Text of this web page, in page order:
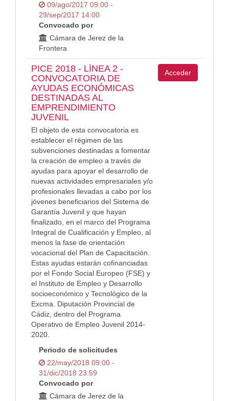
09/ago/2017 09:00 -
29/sep/2017 14:00
Convocado por
Cámara de Jerez de la
Frontera
PICE 2018 - LÍNEA 2 -
CONVOCATORIA DE
AYUDAS ECONÓMICAS
DESTINADAS AL
EMPRENDIMIENTO
JUVENIL
El objeto de esta convocatoria es
establecer el régimen de las
subvenciones destinadas a fomentar
la creación de empleo a través de
ayudas para apoyar el desarrollo de
nuevas actividades empresariales y/o
profesionales llevadas a cabo por los
jóvenes beneficiarios del Sistema de
Garantía Juvenil y que hayan
finalizado, en el marco del Programa
Integral de Cualificación y Empleo, al
menos la fase de orientación
vocacional del Plan de Capacitación.
Estas ayudas estarán cofinanciadas
por el Fondo Social Europeo (FSE) y
el Instituto de Empleo y Desarrollo
socioeconómico y Tecnológico de la
Excma. Diputación Provincial de
Cádiz, dentro del Programa
Operativo de Empleo Juvenil 2014-
2020.
Periodo de solicitudes
22/may/2018 09:00 -
31/dic/2018 23:59
Convocado por
Cámara de Jerez de la
Acceder